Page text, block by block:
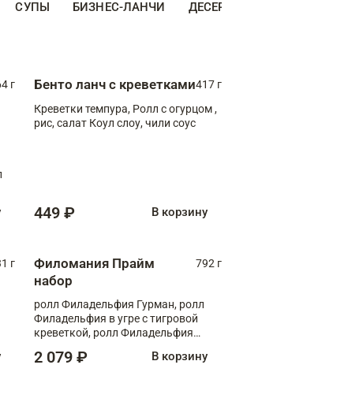
СУПЫ БИЗНЕС-ЛАНЧИ ДЕСЕРТЫ
г Бенто ланч с креветками417 г
Креветки темпура, Ролл с огурцом ,
рис, салат Коул слоу, чили соус
449 ₽ В корзину
г
Филомания Прайм
набор
792 г
ролл Филадельфия Гурман, ролл
Филадельфия в угре с тигровой
креветкой, ролл Филадельфия
2 079 ₽ В корзину